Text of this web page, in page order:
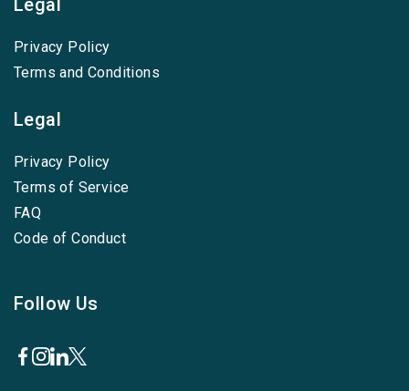
Legal
Privacy Policy
Terms and Conditions
Legal
Privacy Policy
Terms of Service
FAQ
Code of Conduct
Follow Us